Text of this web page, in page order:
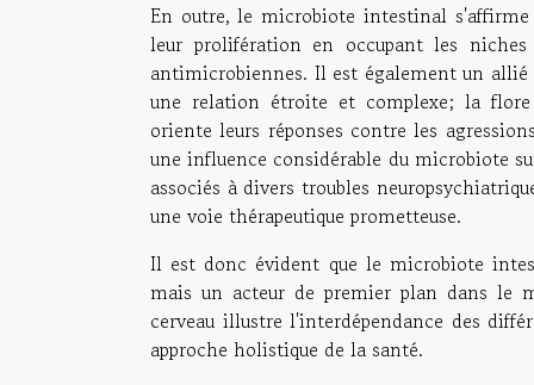
En outre, le microbiote intestinal
leur prolifération en occupant les
antimicrobiennes. Il est également un
une relation étroite et complexe; la
oriente leurs réponses contre les
une influence considérable du microbiote
associés à divers troubles
une voie thérapeutique prometteuse.
Il est donc évident que le microbiote
mais un acteur de premier plan dans le
cerveau illustre l'interdépendance des
approche holistique de la santé.